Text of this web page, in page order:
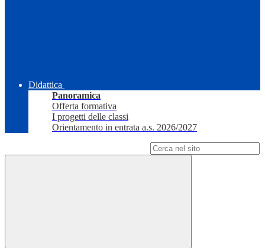
Didattica
Panoramica
Offerta formativa
I progetti delle classi
Orientamento in entrata a.s. 2026/2027